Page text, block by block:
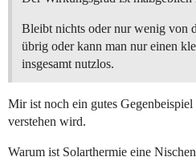
Bleibt nichts oder nur wenig von
übrig oder kann man nur einen
insgesamt nutzlos.
Mir ist noch ein gutes
verstehen wird.
Warum ist Solarthermie eine